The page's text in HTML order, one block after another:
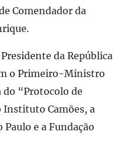
Comendador da
da República
o Primeiro-Ministro
“Protocolo de
Instituto Camões, a
Paulo e a Fundação